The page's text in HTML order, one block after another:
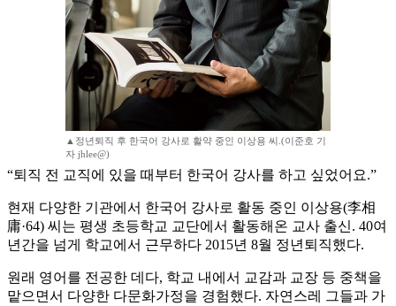
▲정년퇴직 후 한국어 강사로 활약 중인 이상용 씨.(이준호 기
자 jhlee@)
“퇴직 전 교직에 있을 때부터 한국어 강사를 하고 싶었어요.”
현재 다양한 기관에서 한국어 강사로 활동 중인 이상용(李相
庸·64) 씨는 평생 초등학교 교단에서 활동해온 교사 출신. 40여
년간을 넘게 학교에서 근무하다 2015년 8월 정년퇴직했다.
원래 영어를 전공한 데다, 학교 내에서 교감과 교장 등 중책을
맡으면서 다양한 다문화가정을 경험했다. 자연스레 그들과 가